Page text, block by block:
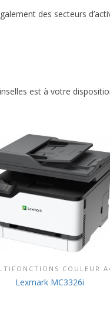
des secteurs
est à votre
DÉCOUVRIR CE PRODUIT
COULEUR
Lexmark MC3326i